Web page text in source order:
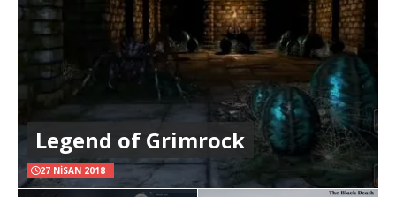
Legend of Grimrock
27 NISAN 2018